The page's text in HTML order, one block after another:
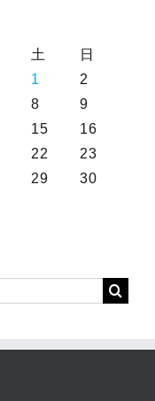
土
日
1
2
8
9
15
16
22
23
29
30